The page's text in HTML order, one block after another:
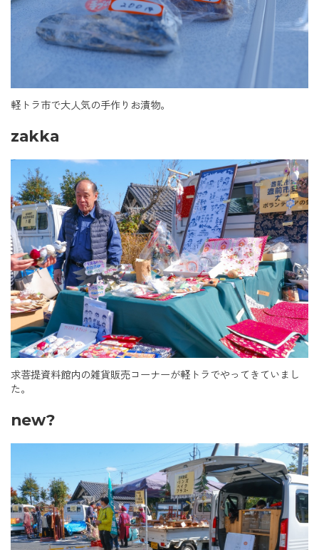
軽トラ市で大人気の手作りお漬物。
zakka
求菩提資料館内の雑貨販売コーナーが軽トラでやってきていまし
た。
new?